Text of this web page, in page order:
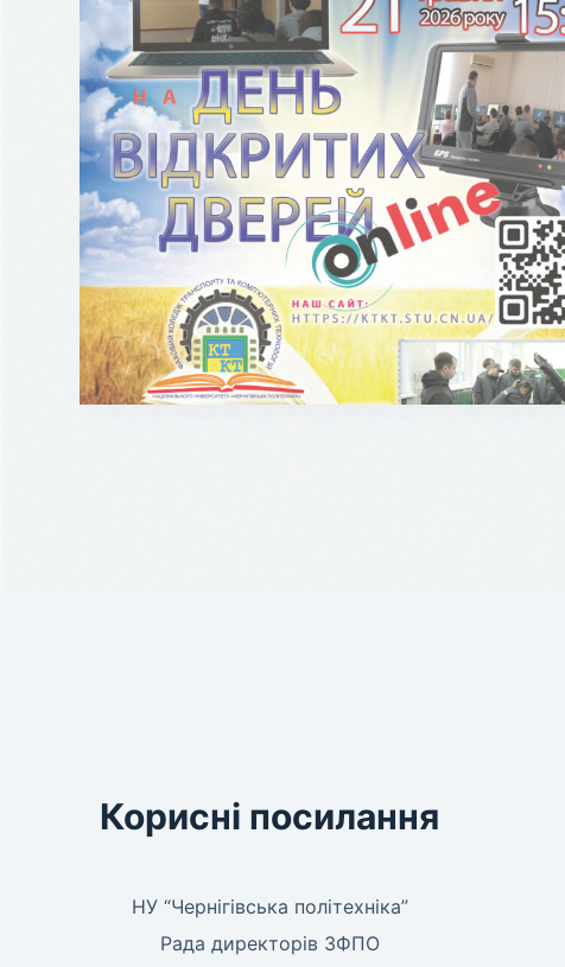
Корисні посилання
НУ “Чернігівська політехніка”
Рада директорів ЗФПО